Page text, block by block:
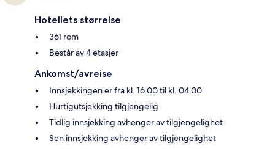
Hotellets størrelse
361 rom
Består av 4 etasjer
Ankomst/avreise
Innsjekkingen er fra kl. 16.00 til kl. 04.00
Hurtigutsjekking tilgjengelig
Tidlig innsjekking avhenger av tilgjengelighet
Sen innsjekking avhenger av tilgjengelighet